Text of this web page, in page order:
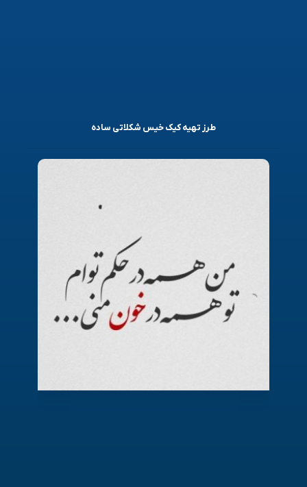
طرز تهیه کیک خیس شکلاتی ساده